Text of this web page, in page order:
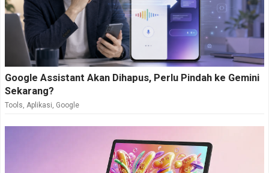
Google Assistant Akan Dihapus, Perlu Pindah ke Gemini
Sekarang?
Tools Aplikasi Google